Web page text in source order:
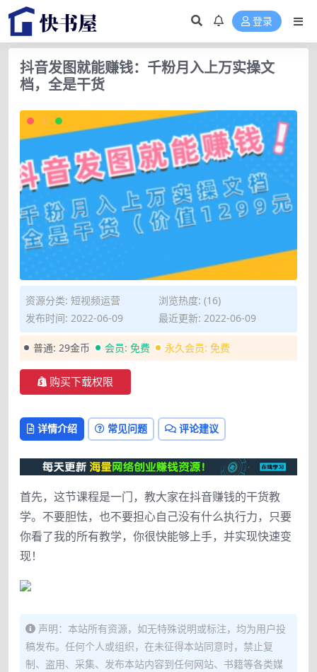
登录
抖音发图就能赚钱：千粉月入上万实操文
档，全是干货
资源分类: 短视频运营
浏览热度: (16)
发布时间: 2022-06-09
最近更新: 2022-06-09
普通: 29金币 会员: 免费 永久会员: 免费
购买下载权限
详情介绍 常见问题 评论建议
首先，这节课程是一门，教大家在抖音赚钱的干货教
学。不要胆怯，也不要担心自己没有什么执行力，只要
你看了我的所有教学，你很快能够上手，并实现快速变
现！
声明：本站所有资源，如无特殊说明或标注，均为用户投
稿发布。任何个人或组织，在未征得本站同意时，禁止复
制、盗用、采集、发布本站内容到任何网站、书籍等各类媒